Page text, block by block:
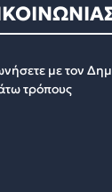
με τον
τρόπους